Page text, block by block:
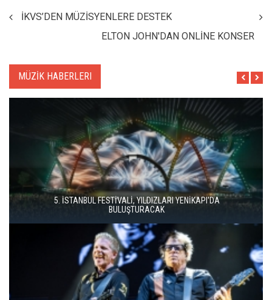
İKVS’DEN MÜZİSYENLERE DESTEK
ELTON JOHN'DAN ONLİNE KONSER
MÜZİK HABERLERI
İSTANBUL MÜZİK FESTİVALİ'NDE TURGAY ERDENER'DEN
"KÖROĞLU" ÇAĞRISI